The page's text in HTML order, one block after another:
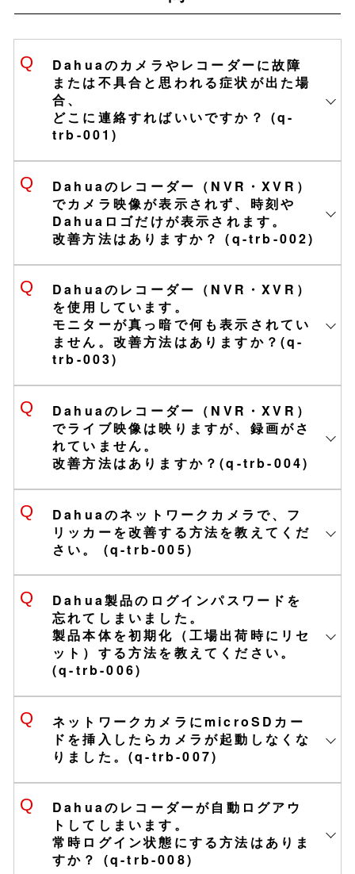
PCアプリ「SmartPSS Lite」
・最大64分割表示
・録画データの検索/保存
・監視画面の自由なレイアウト設定
ダウンロードQR
■App Store
https://apps.apple.com/jp/app/dms
s/id1493268178
https://play.google.com/store/apps
/details?
id=com.mm.android.DMSS&hl=ja
DMSS簡易手順書ver3.0 (pdf)
SmartPSS Lite 操作手順書ver1.0
デフォルトゲート
ウェイ
192.168.1.1
サブネットマスク 255.255.255.0
デフォルトゲート
ウェイ
192.168.1.1
PCからカメラへのアクセス手順 (pdf)
ログイン画面が灰色の場合
Web3.0版 SDカード記録設定 (pdf)
Web5.0版 SDカード録画記録設定
(pdf)
Dahuaのカメラやレコーダーに故障
または不具合と思われる症状が出た場
合、
どこに連絡すればいいですか？ (q-
trb-001)
Dahua Japan コールセンター
TEL：0120-693-233
受付時間：9：00～18：00（土日祝
日・その他指定日を除く）
対応範囲：基本操作とトラブルシューテ
ィング
Dahuaのレコーダー（NVR・XVR）
でカメラ映像が表示されず、時刻や
Dahuaロゴだけが表示されます。
改善方法はありますか？ (q-trb-002)
Dahuaのレコーダー（NVR・XVR）
を使用しています。
モニターが真っ暗で何も表示されてい
ません。改善方法はありますか？(q-
trb-003)
Dahuaのレコーダー（NVR・XVR）
でライブ映像は映りますが、録画がさ
れていません。
改善方法はありますか？(q-trb-004)
1.「メインメニュー」＞「システム」＞
「時間」＞「日付時刻」に移動します。
2.「システム時刻」が現在の時刻になっ
ていることを確認し、「保存」→「適
用」をしてください。
Dahuaのネットワークカメラで、フ
リッカーを改善する方法を教えてくだ
さい。 (q-trb-005)
PCからのアクセス手順 (pdf)
Dahua製品のログインパスワードを
忘れてしまいました。
製品本体を初期化（工場出荷時にリセ
ット）する方法を教えてください。
(q-trb-006)
ネットワークカメラにmicroSDカー
ドを挿入したらカメラが起動しなくな
りました。(q-trb-007)
Dahuaのレコーダーが自動ログアウ
トしてしまいます。
常時ログイン状態にする方法はありま
すか？ (q-trb-008)